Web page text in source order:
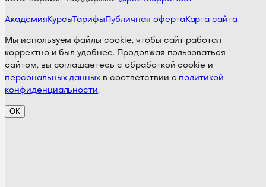
Академия КурсыТарифы Публичная офертаКарта сайта
Мы используем файлы cookie, чтобы сайт работал
корректно и был удобнее. Продолжая пользоваться
сайтом, вы соглашаетесь с обработкой cookie и
персональных данных в соответствии с политикой
конфиденциальности.
ОК